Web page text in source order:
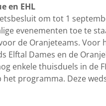
en EHL
om tot 1
evenementen toe te
de Oranjeteams. Voor
Elftal Dames en de
enkele thuisduels in de
het programma. Deze